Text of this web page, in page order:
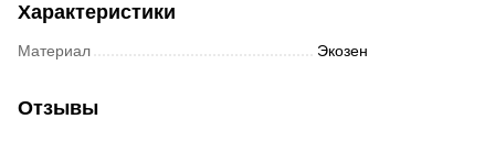
Характеристики
Материал Экозен
Отзывы